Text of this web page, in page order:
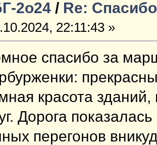
2о24 / Re:
22:11:43 »
спасибо за
красота
Дорога
перегонов